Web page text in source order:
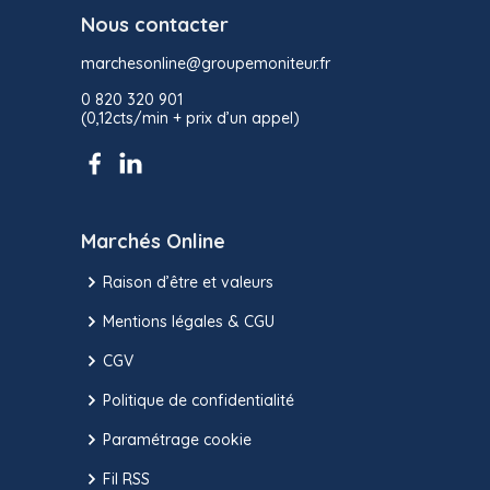
Nous contacter
marchesonline@groupemoniteur.fr
0 820 320 901
(0,12cts/min + prix d’un appel)
Marchés Online
Raison d’être et valeurs
Mentions légales & CGU
CGV
Politique de confidentialité
Paramétrage cookie
Fil RSS